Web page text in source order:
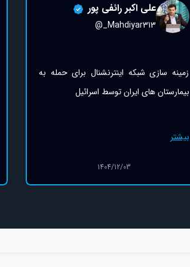
علی اکبر رائفی پور
@_Mahdiyar313
«پاسخ استاد درباره شایعه تهدید شورای
نگهبان»
بیشتر
1404/11/30